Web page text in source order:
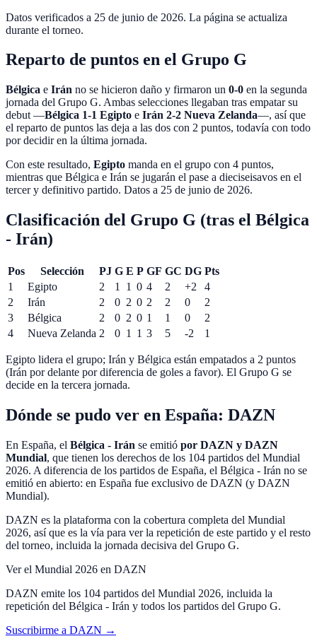
Datos verificados a 25 de junio de 2026. La página se actualiza
durante el torneo.
Reparto de puntos en el Grupo G
Bélgica e Irán no se hicieron daño y firmaron un 0-0 en la segunda
jornada del Grupo G. Ambas selecciones llegaban tras empatar su
debut —Bélgica 1-1 Egipto e Irán 2-2 Nueva Zelanda—, así que
el reparto de puntos las deja a las dos con 2 puntos, todavía con todo
por decidir en la última jornada.
Con este resultado, Egipto manda en el grupo con 4 puntos,
mientras que Bélgica e Irán se jugarán el pase a dieciseisavos en el
tercer y definitivo partido. Datos a 25 de junio de 2026.
Clasificación del Grupo G (tras el Bélgica
- Irán)
Pos Selección PJ G E P GF GC DG Pts
1
Egipto 2 1 1 0 4 2 +2
4
2
Irán 2 0 2 0 2 2 0
2
3
Bélgica 2 0 2 0 1 1 0
2
4
Nueva Zelanda 2 0 1 1 3 5 -2 1
Egipto lidera el grupo; Irán y Bélgica están empatados a 2 puntos
(Irán por delante por diferencia de goles a favor). El Grupo G se
decide en la tercera jornada.
Dónde se pudo ver en España: DAZN
En España, el Bélgica - Irán se emitió por DAZN y DAZN
Mundial, que tienen los derechos de los 104 partidos del Mundial
2026. A diferencia de los partidos de España, el Bélgica - Irán no se
emitió en abierto: en España fue exclusivo de DAZN (y DAZN
Mundial).
DAZN es la plataforma con la cobertura completa del Mundial
2026, así que es la vía para ver la repetición de este partido y el resto
del torneo, incluida la jornada decisiva del Grupo G.
Ver el Mundial 2026 en DAZN
DAZN emite los 104 partidos del Mundial 2026, incluida la
repetición del Bélgica - Irán y todos los partidos del Grupo G.
Suscribirme a DAZN →